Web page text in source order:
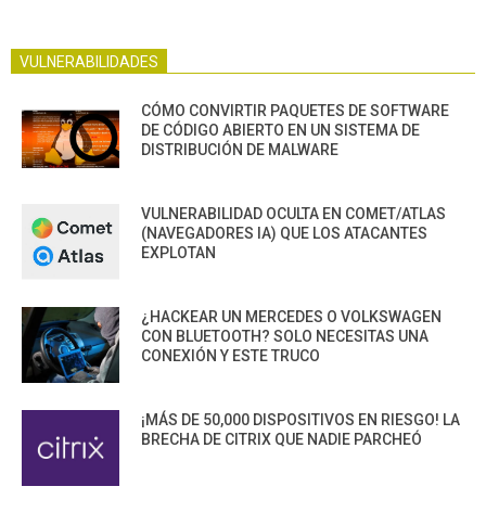
VULNERABILIDADES
CÓMO CONVIRTIR PAQUETES DE SOFTWARE
DE CÓDIGO ABIERTO EN UN SISTEMA DE
DISTRIBUCIÓN DE MALWARE
VULNERABILIDAD OCULTA EN COMET/ATLAS
(NAVEGADORES IA) QUE LOS ATACANTES
EXPLOTAN
¿HACKEAR UN MERCEDES O VOLKSWAGEN
CON BLUETOOTH? SOLO NECESITAS UNA
CONEXIÓN Y ESTE TRUCO
¡MÁS DE 50,000 DISPOSITIVOS EN RIESGO! LA
BRECHA DE CITRIX QUE NADIE PARCHEÓ